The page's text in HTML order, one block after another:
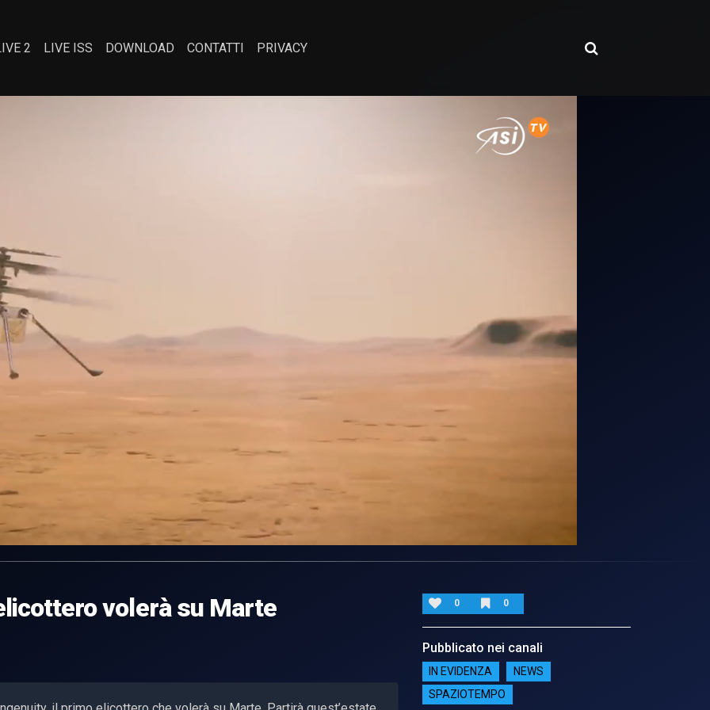
2 LIVE ISS DOWNLOAD CONTATTI PRIVACY
volerà su Marte 0 0
Pubblicato nei canali
IN EVIDENZA
NEWS
SPAZIOTEMPO